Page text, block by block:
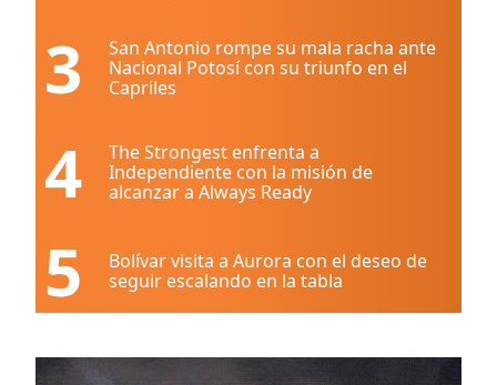
3
San Antonio rompe su mala racha ante
Nacional Potosí con su triunfo en el
Capriles
4
The Strongest enfrenta a
Independiente con la misión de
alcanzar a Always Ready
5
Bolívar visita a Aurora con el deseo de
seguir escalando en la tabla